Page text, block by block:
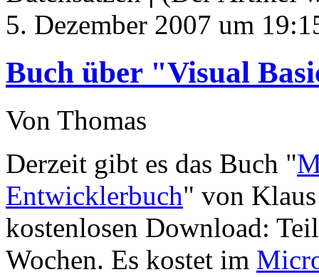
5. Dezember 2007 um
Buch über "Visual
Von Thomas
Derzeit gibt es das Buch "
Entwicklerbuch" von
kostenlosen Download:
Wochen. Es kostet im